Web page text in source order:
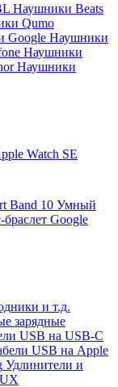
Наушники Beats
Qumo
Google Наушники
Наушники
Наушники
Watch SE
Band 10 Умный
Google
и т.д.
зарядные
USB на USB-C
USB на Apple
Удлинители и